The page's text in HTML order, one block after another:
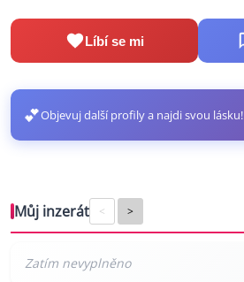
Líbí se mi
💕Objevuj další profily a najdi svou lásku!
Můj inzerát < >